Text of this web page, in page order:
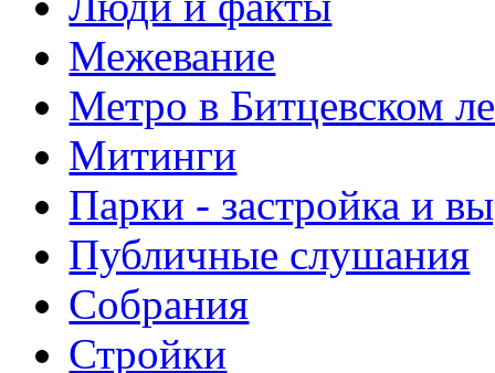
Межевание
Метро в Битцевском
Митинги
Парки - застройка и
Публичные слушания
Собрания
Стройки